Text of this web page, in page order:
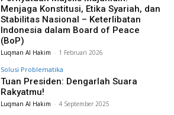
Menjaga Konstitusi, Etika Syariah, dan
Stabilitas Nasional – Keterlibatan
Indonesia dalam Board of Peace
(BoP)
Luqman Al Hakim - 1 Februari 2026
Solusi Problematika
Tuan Presiden: Dengarlah Suara
Rakyatmu!
Luqman Al Hakim - 4 September 2025